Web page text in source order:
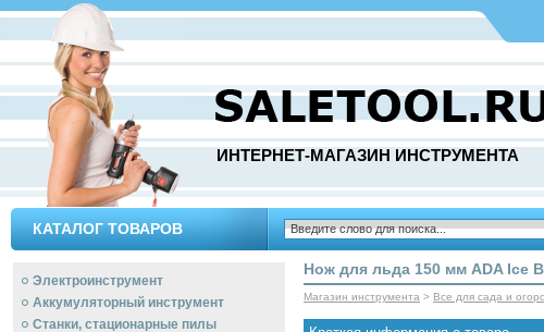
ИНТЕРНЕТ-МАГАЗИН ИНСТРУМЕНТА
КАТАЛОГ ТОВАРОВ
Электроинструмент
Аккумуляторный инструмент
Станки, стационарные пилы
Нож для льда 150 мм ADA Ice
Магазин инструмента > Все для сада и